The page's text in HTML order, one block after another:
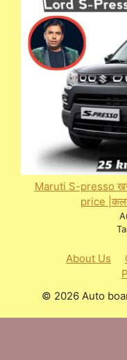
Maruti S-presso
price |कलर
About Us
© 2026 Auto